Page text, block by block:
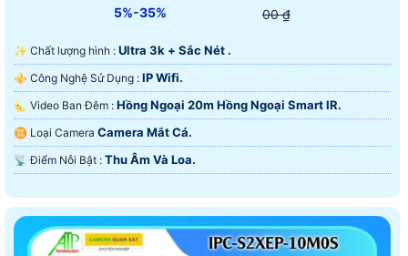
5%-35% 00 ₫
✨ Chất lượng hình : Ultra 3k + Sắc Nét .
⚜️ Công Nghệ Sử Dụng : IP Wifi.
🌜 Video Ban Đêm : Hồng Ngoại 20m Hồng Ngoại Smart IR.
♊ Loại Camera Camera Mắt Cá.
️📡 Điểm Nỗi Bật : Thu Âm Và Loa.